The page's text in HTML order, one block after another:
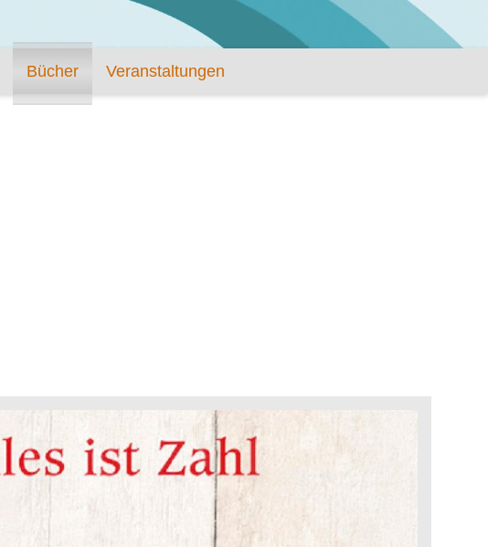
Bücher Veranstaltungen